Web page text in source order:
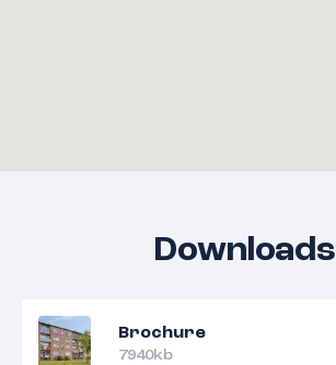
Downloads
Brochure
7940kb